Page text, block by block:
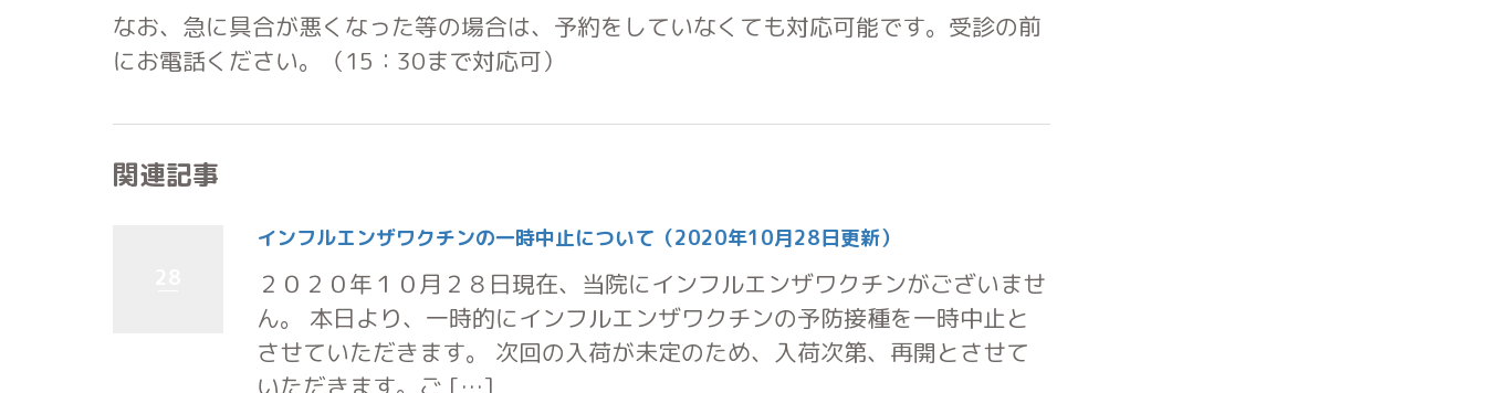
なお、急に具合が悪くなった等の場合は、予約をしていなくても対応可能です。受診の前
にお電話ください。（15：30まで対応可）
関連記事
インフルエンザワクチンの一時中止について（2020年10月28日更新）
２０２０年１０月２８日現在、当院にインフルエンザワクチンがございませ
ん。 本日より、一時的にインフルエンザワクチンの予防接種を一時中止と
させていただきます。 次回の入荷が未定のため、入荷次第、再開とさせて
いただきます。ご […]